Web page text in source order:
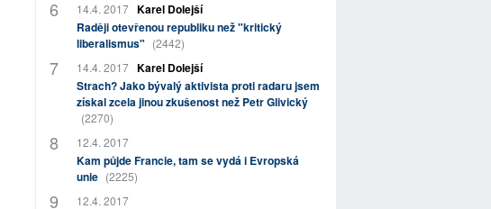
14.4. 2017 Karel Dolejší
Raději otevřenou republiku než "kritický
liberalismus" (2442)
14.4. 2017 Karel Dolejší
Strach? Jako bývalý aktivista proti radaru jsem
získal zcela jinou zkušenost než Petr Glivický
(2270)
12.4. 2017
Kam půjde Francie, tam se vydá i Evropská
unie (2225)
12.4. 2017